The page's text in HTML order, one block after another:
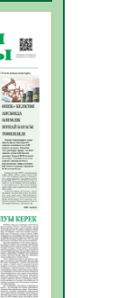
–
31
34
34